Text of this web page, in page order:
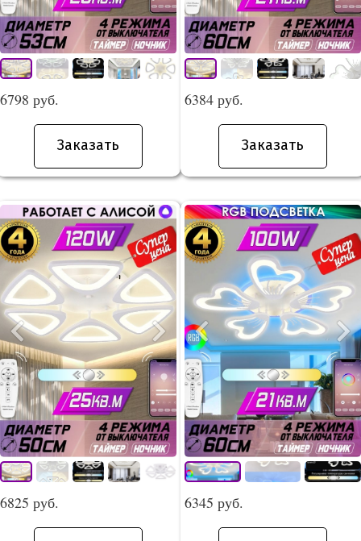
6798 руб.
Заказать
6384 руб.
Заказать
6825 руб. 6345 руб.